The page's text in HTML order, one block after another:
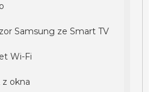
Samsung ze Smart TV
Wi-Fi
okna